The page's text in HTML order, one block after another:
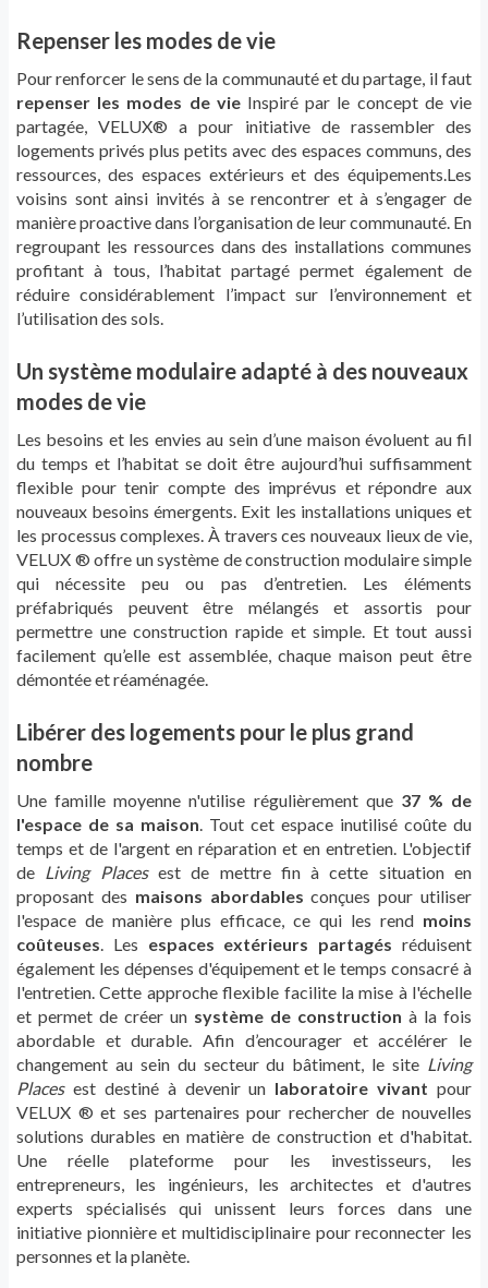
Repenser les modes de vie
Pour renforcer le sens de la communauté et du partage, il faut
repenser les modes de vieInspiré par le concept de vie
partagée, VELUX® a pour initiative de rassembler des
logements privés plus petits avec des espaces communs, des
ressources, des espaces extérieurs et des équipements.Les
voisins sont ainsi invités à se rencontrer et à s’engager de
manière proactive dans l’organisation de leur communauté. En
regroupant les ressources dans des installations communes
profitant à tous, l’habitat partagé permet également de
réduire considérablement l’impact sur l’environnement et
l’utilisation des sols.
Un système modulaire adapté à des nouveaux
modes de vie
Les besoins et les envies au sein d’une maison évoluent au fil
du temps et l’habitat se doit être aujourd’hui suffisamment
flexible pour tenir compte des imprévus et répondre aux
nouveaux besoins émergents. Exit les installations uniques et
les processus complexes. À travers ces nouveaux lieux de vie,
VELUX ® offre un système de construction modulaire simple
qui nécessite peu ou pas d’entretien. Les éléments
préfabriqués peuvent être mélangés et assortis pour
permettre une construction rapide et simple. Et tout aussi
facilement qu’elle est assemblée, chaque maison peut être
démontée et réaménagée.
Libérer des logements pour le plus grand
nombre
Une famille moyenne n'utilise régulièrement que 37 % de
l'espace de sa maison. Tout cet espace inutilisé coûte du
temps et de l'argent en réparation et en entretien. L'objectif
de Living Placesest de mettre fin à cette situation en
proposant des maisons abordables conçues pour utiliser
l'espace de manière plus efficace, ce qui les rend moins
coûteuses. Les espaces extérieurs partagés réduisent
également les dépenses d'équipement et le temps consacré à
l'entretien. Cette approche flexible facilite la mise à l'échelle
et permet de créer un système de construction à la fois
abordable et durable. Afin d’encourager et accélérer le
changement au sein du secteur du bâtiment, le site Living
Placesest destiné à devenir un laboratoire vivant pour
VELUX ® et ses partenaires pour rechercher de nouvelles
solutions durables en matière de construction et d'habitat.
Une réelle plateforme pour les investisseurs, les
entrepreneurs, les ingénieurs, les architectes et d'autres
experts spécialisés qui unissent leurs forces dans une
initiative pionnière et multidisciplinaire pour reconnecter les
personnes et la planète.